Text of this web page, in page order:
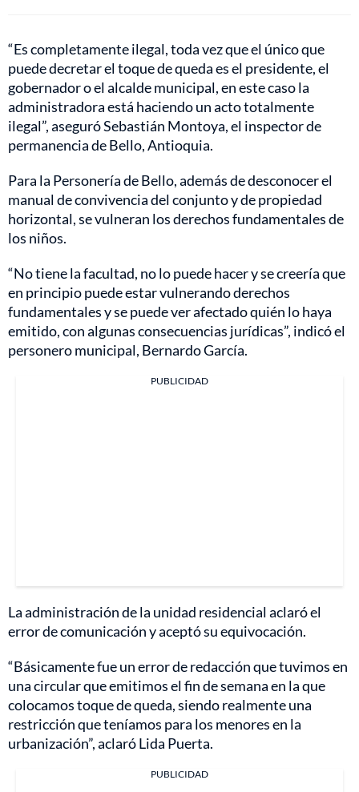
“Es completamente ilegal, toda vez que el único que
puede decretar el toque de queda es el presidente, el
gobernador o el alcalde municipal, en este caso la
administradora está haciendo un acto totalmente
ilegal”, aseguró Sebastián Montoya, el inspector de
permanencia de Bello, Antioquia.
Para la Personería de Bello, además de desconocer el
manual de convivencia del conjunto y de propiedad
horizontal, se vulneran los derechos fundamentales de
los niños.
“No tiene la facultad, no lo puede hacer y se creería que
en principio puede estar vulnerando derechos
fundamentales y se puede ver afectado quién lo haya
emitido, con algunas consecuencias jurídicas”, indicó el
personero municipal, Bernardo García.
PUBLICIDAD
La administración de la unidad residencial aclaró el
error de comunicación y aceptó su equivocación.
“Básicamente fue un error de redacción que tuvimos en
una circular que emitimos el fin de semana en la que
colocamos toque de queda, siendo realmente una
restricción que teníamos para los menores en la
urbanización”, aclaró Lida Puerta.
PUBLICIDAD